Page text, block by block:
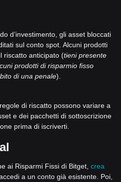
d’investimento, gli asset bloccati
sul conto spot. Alcuni prodotti
riscatto anticipato (tieni presente
prodotti di risparmio fisso
di una penale).
di riscatto possono variare a
e dei pacchetti di sottoscrizione
prima di iscriverti.
ai Risparmi Fissi di Bitget, crea
a un conto già esistente. Poi,